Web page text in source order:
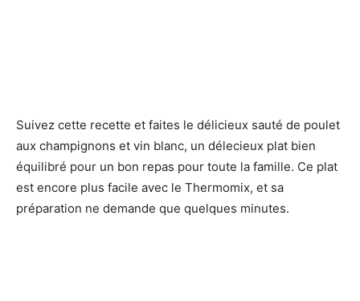
Suivez cette recette et faites le délicieux sauté de poulet
aux champignons et vin blanc, un délecieux plat bien
équilibré pour un bon repas pour toute la famille. Ce plat
est encore plus facile avec le Thermomix, et sa
préparation ne demande que quelques minutes.